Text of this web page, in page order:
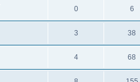
0 6
3 38
4 68